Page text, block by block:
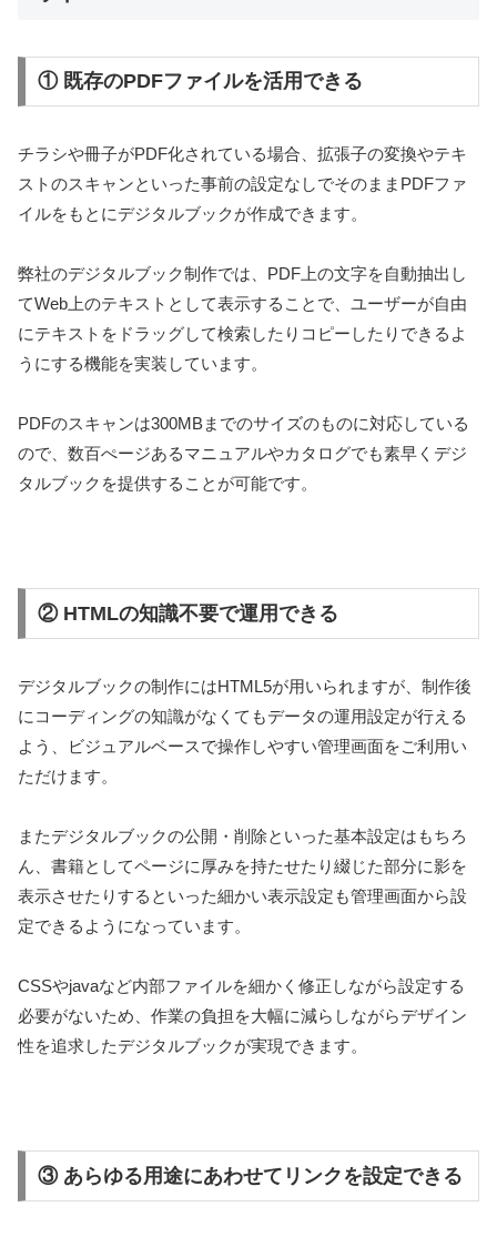
① 既存のPDFファイルを活用できる
チラシや冊子がPDF化されている場合、拡張子の変換やテキ
ストのスキャンといった事前の設定なしでそのままPDFファ
イルをもとにデジタルブックが作成できます。
弊社のデジタルブック制作では、PDF上の文字を自動抽出し
てWeb上のテキストとして表示することで、ユーザーが自由
にテキストをドラッグして検索したりコピーしたりできるよ
うにする機能を実装しています。
PDFのスキャンは300MBまでのサイズのものに対応している
ので、数百ぺージあるマニュアルやカタログでも素早くデジ
タルブックを提供することが可能です。
② HTMLの知識不要で運用できる
デジタルブックの制作にはHTML5が用いられますが、制作後
にコーディングの知識がなくてもデータの運用設定が行える
よう、ビジュアルベースで操作しやすい管理画面をご利用い
ただけます。
またデジタルブックの公開・削除といった基本設定はもちろ
ん、書籍としてページに厚みを持たせたり綴じた部分に影を
表示させたりするといった細かい表示設定も管理画面から設
定できるようになっています。
CSSやjavaなど内部ファイルを細かく修正しながら設定する
必要がないため、作業の負担を大幅に減らしながらデザイン
性を追求したデジタルブックが実現できます。
③ あらゆる用途にあわせてリンクを設定できる